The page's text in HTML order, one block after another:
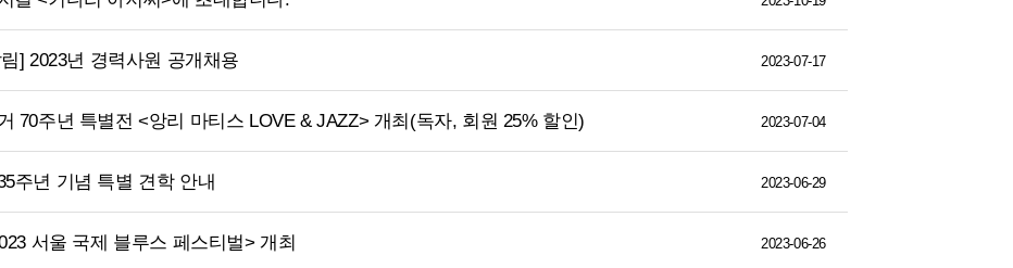
] 2023년 경력사원 공개채용 2023-07-17
70주년 특별전 <앙리 마티스 LOVE & JAZZ> 개최(독자, 회원 25% 할인) 2023-07-04
주년 기념 특별 견학 안내 2023-06-29
서울 국제 블루스 페스티벌> 개최 2023-06-26